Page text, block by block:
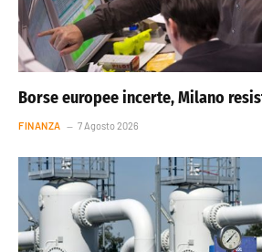
Borse europee incerte, Milano
FINANZA 7 Agosto 2026